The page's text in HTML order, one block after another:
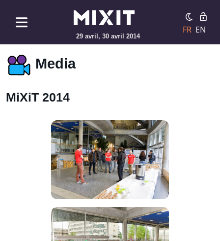
29 avril, 30 avril 2014
FR EN
Media
MiXiT 2014